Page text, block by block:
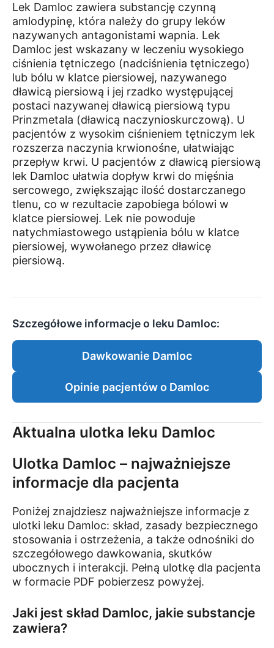
Lek Damloc zawiera substancję czynną
amlodypinę, która należy do grupy leków
nazywanych antagonistami wapnia. Lek
Damloc jest wskazany w leczeniu wysokiego
ciśnienia tętniczego (nadciśnienia tętniczego)
lub bólu w klatce piersiowej, nazywanego
dławicą piersiową i jej rzadko występującej
postaci nazywanej dławicą piersiową typu
Prinzmetala (dławicą naczynioskurczową). U
pacjentów z wysokim ciśnieniem tętniczym lek
rozszerza naczynia krwionośne, ułatwiając
przepływ krwi. U pacjentów z dławicą piersiową
lek Damloc ułatwia dopływ krwi do mięśnia
sercowego, zwiększając ilość dostarczanego
tlenu, co w rezultacie zapobiega bólowi w
klatce piersiowej. Lek nie powoduje
natychmiastowego ustąpienia bólu w klatce
piersiowej, wywołanego przez dławicę
piersiową.
Szczegółowe informacje o leku Damloc:
Dawkowanie Damloc
Opinie pacjentów o Damloc
Aktualna ulotka leku Damloc
Ulotka Damloc – najważniejsze
informacje dla pacjenta
Poniżej znajdziesz najważniejsze informacje z
ulotki leku Damloc: skład, zasady bezpiecznego
stosowania i ostrzeżenia, a także odnośniki do
szczegółowego dawkowania, skutków
ubocznych i interakcji. Pełną ulotkę dla pacjenta
w formacie PDF pobierzesz powyżej.
Jaki jest skład Damloc, jakie substancje
zawiera?